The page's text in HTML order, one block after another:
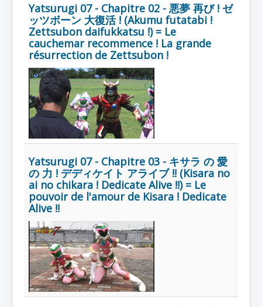
Dessins
Artiste Asperger
Lexique
phénix
Yatsurugi
7
Année :2017
Toku-actrice(s) : Kasumi Tsuji
Nombre d'image(s) :
Yatsurugi 07 - Chapitre 02 - 悪夢 再び ! ゼ
ッツボーン 大復活 ! (Akumu futatabi !
Zettsubon daifukkatsu !) = Le
cauchemar recommence ! La grande
résurrection de Zettsubon !
Yatsurugi 07 - Chapitre 03 - キサラ の 愛
の 力 ! デディケイト アライブ !! (Kisara no
ai no chikara ! Dedicate Alive !!) = Le
pouvoir de l'amour de Kisara ! Dedicate
Alive !!